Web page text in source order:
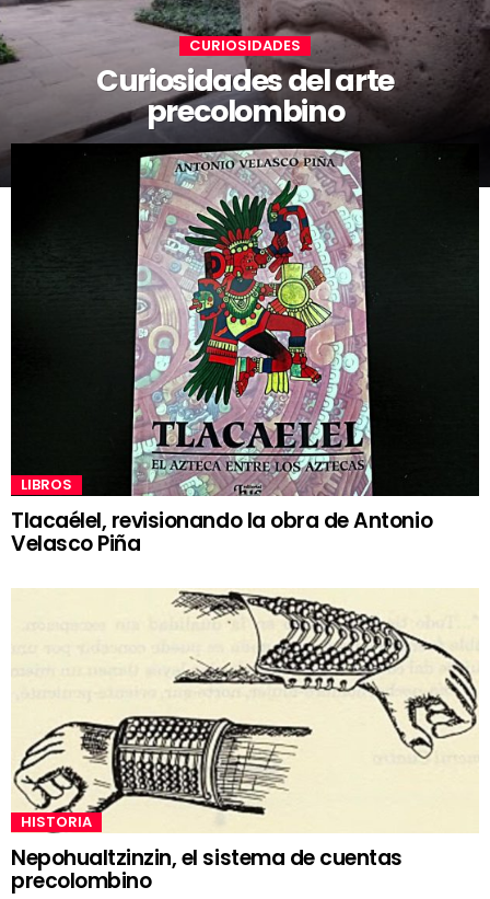
CURIOSIDADES
Curiosidades del arte
precolombino
LIBROS
Tlacaélel, revisionando la obra de Antonio
Velasco Piña
HISTORIA
Nepohualtzinzin, el sistema de cuentas
precolombino